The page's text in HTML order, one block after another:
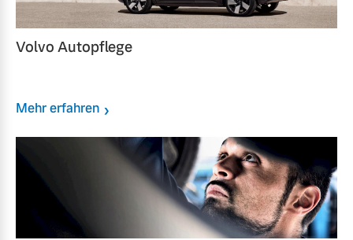
Volvo Autopflege
Mehr erfahren